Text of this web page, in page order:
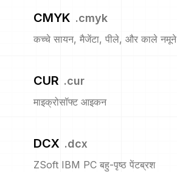
CMYK .cmyk
कच्चे सायन, मैजेंटा, पीले, और काले नमूने
CUR .cur
माइक्रोसॉफ्ट आइकन
DCX .dcx
ZSoft IBM PC बहु-पृष्ठ पेंटब्रश